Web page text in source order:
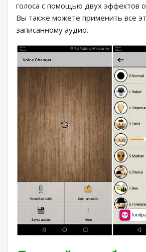
голоса с помощью двух эффектов
Вы также можете применить все
записанному аудио.